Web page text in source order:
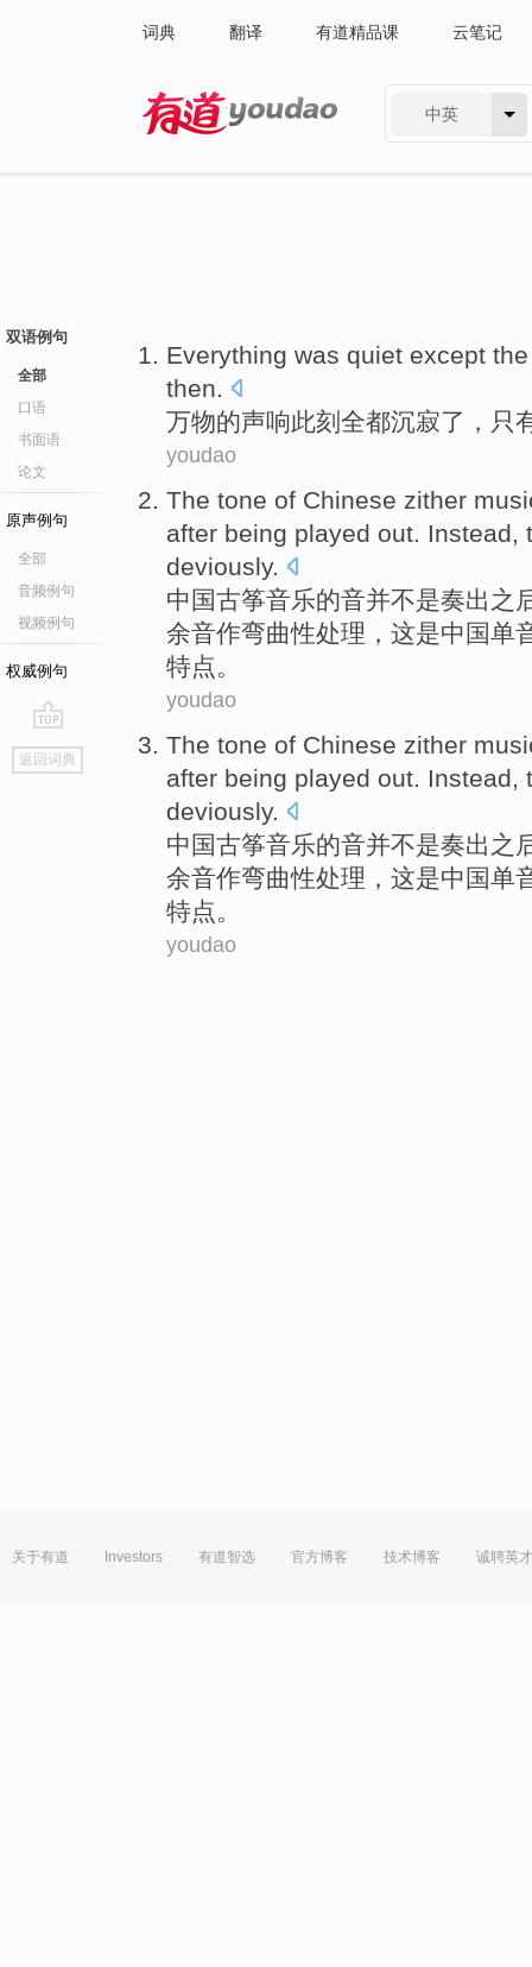
词典 翻译 有道精品课 云笔记
中英
双语例句
全部
口语
书面语
论文
原声例句
全部
音频例句
视频例句
权威例句
go
top
返回词典
Everything was quiet except the
then.
万物的声响此刻 全都沉寂了，只
youdao
The tone of Chinese zither
after being played out. Instead,
deviously.
中国古筝音乐的音并不是奏出 之
余音作弯曲性处理 ， 这是中国单
特点。
youdao
The tone of Chinese zither
after being played out Instead
deviously.
中国古筝音乐的音并不是奏出 之
余音作弯曲性处理 ， 这是中国单
特点。
youdao
关于有道 Investors 有道智选 官方博客 技术博客 诚聘英才